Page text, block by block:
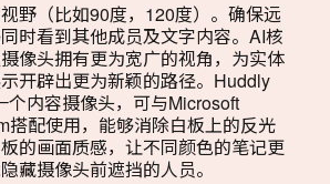
野（比如90度，120度）。确保远
时看到其他成员及文字内容。AI核
像头拥有更为宽广的视角，为实体
开辟出更为新颖的路径。Huddly
个内容摄像头，可与Microsoft
搭配使用，能够消除白板上的反光
的画面质感，让不同颜色的笔记更
藏摄像头前遮挡的人员。